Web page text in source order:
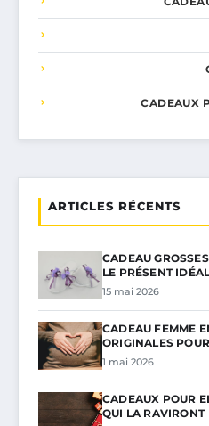
CADEAUX
ARTICLES RÉCENTS
CADEAU
LE PRÉSENT
15 mai 2026
CADEAU FEMME
ORIGINALES
1 mai 2026
CADEAUX POUR
QUI LA RAVIRONT